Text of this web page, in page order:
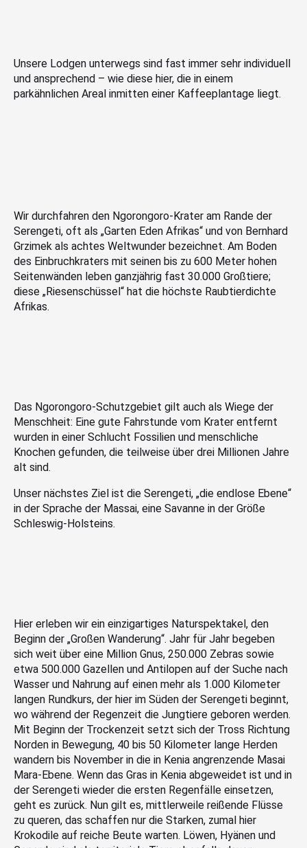
Unsere Lodgen unterwegs sind fast immer sehr individuell
und ansprechend – wie diese hier, die in einem
parkähnlichen Areal inmitten einer Kaffeeplantage liegt.
Wir durchfahren den Ngorongoro-Krater am Rande der
Serengeti, oft als „Garten Eden Afrikas“ und von Bernhard
Grzimek als achtes Weltwunder bezeichnet. Am Boden
des Einbruchkraters mit seinen bis zu 600 Meter hohen
Seitenwänden leben ganzjährig fast 30.000 Großtiere;
diese „Riesenschüssel“ hat die höchste Raubtierdichte
Afrikas.
Das Ngorongoro-Schutzgebiet gilt auch als Wiege der
Menschheit: Eine gute Fahrstunde vom Krater entfernt
wurden in einer Schlucht Fossilien und menschliche
Knochen gefunden, die teilweise über drei Millionen Jahre
alt sind.
Unser nächstes Ziel ist die Serengeti, „die endlose Ebene“
in der Sprache der Massai, eine Savanne in der Größe
Schleswig-Holsteins.
Hier erleben wir ein einzigartiges Naturspektakel, den
Beginn der „Großen Wanderung“. Jahr für Jahr begeben
sich weit über eine Million Gnus, 250.000 Zebras sowie
etwa 500.000 Gazellen und Antilopen auf der Suche nach
Wasser und Nahrung auf einen mehr als 1.000 Kilometer
langen Rundkurs, der hier im Süden der Serengeti beginnt,
wo während der Regenzeit die Jungtiere geboren werden.
Mit Beginn der Trockenzeit setzt sich der Tross Richtung
Norden in Bewegung, 40 bis 50 Kilometer lange Herden
wandern bis November in die in Kenia angrenzende Masai
Mara-Ebene. Wenn das Gras in Kenia abgeweidet ist und in
der Serengeti wieder die ersten Regenfälle einsetzen,
geht es zurück. Nun gilt es, mittlerweile reißende Flüsse
zu queren, das schaffen nur die Starken, zumal hier
Krokodile auf reiche Beute warten. Löwen, Hyänen und